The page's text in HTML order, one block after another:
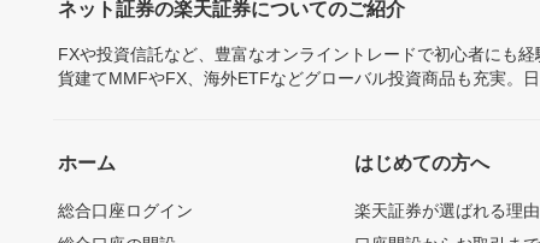
ネット証券の楽天証券についてのご紹介
FXや投資信託など、豊富なオンライントレードで初心者にも
貨建てMMFやFX、海外ETFなどグローバル投資商品も充実。
ホーム
総合口座ログイン
はじめての方へ
楽天証券が選ばれる理由